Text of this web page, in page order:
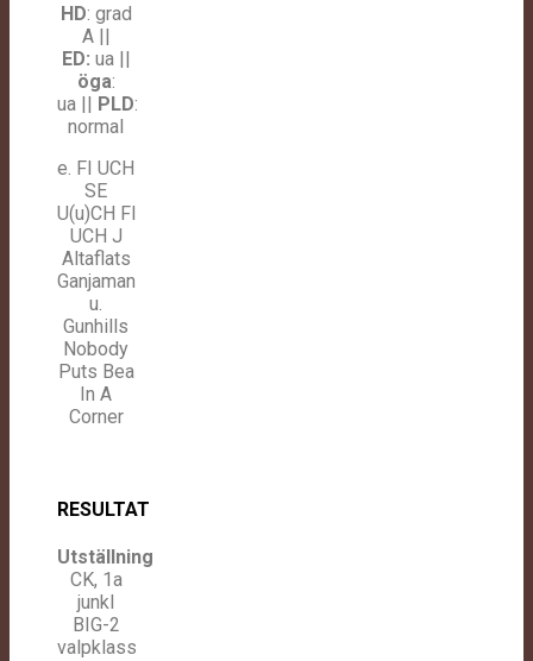
HD: grad
A ||
ED: ua ||
öga:
ua || PLD:
normal
e. FI UCH
SE
U(u)CH FI
UCH J
Altaflats
Ganjaman
u.
Gunhills
Nobody
Puts Bea
In A
Corner
RESULTAT
Utställning
CK, 1a
junkl
BIG-2
valpklass